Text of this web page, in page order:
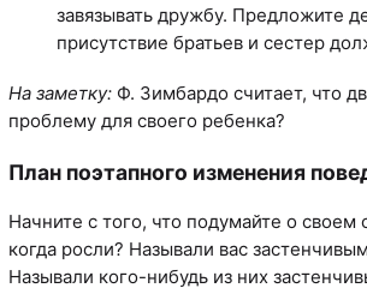
завязывать дружбу. Предложите
присутствие братьев и сестер
На заметку: Ф. Зимбардо считает, что
проблему для своего ребенка?
План поэтапного изменения
Начните с того, что подумайте о
когда росли? Называли вас
Называли кого-нибудь из них